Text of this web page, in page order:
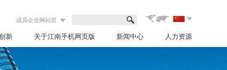
成员企业网站群
新 关于江南手机网页版 新闻中心 人力资源